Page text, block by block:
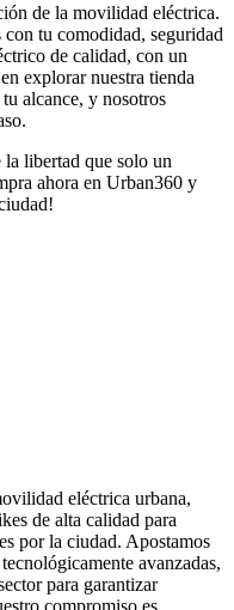
de la movilidad eléctrica.
tu comodidad, seguridad
de calidad, con un
explorar nuestra tienda
alcance, y nosotros
libertad que solo un
ahora en Urban360 y
eléctrica urbana,
de alta calidad para
por la ciudad. Apostamos
avanzadas,
para garantizar